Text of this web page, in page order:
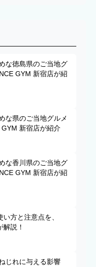
な徳島県のご当地グ
GYM 新宿店が紹
な県のご当地グルメ
新宿店が紹介
な香川県のご当地グ
GYM 新宿店が紹
方と注意点を、
説！
じれに与える影響